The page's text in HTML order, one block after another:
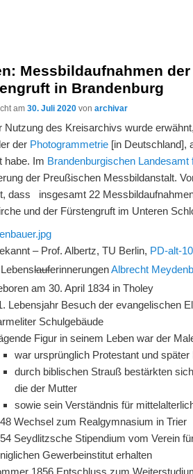
Messbildaufnahmen
in Brandenburg
am30. Juli 2020 vonarchivar
Nutzung des Kreisarchivs wurde
der Photogrammetrie [in Deutschland],
habe. Im Brandenburgischen Landesamt
der Preußischen Messbildanstalt.
dass insgesamt 22
und der Fürstengruft im Unteren
– Prof. Albertz, TU Berlin, PD-alt-
LebenslauferinnerungenAlbrecht
am 30. April 1834 in Tholey
Lebensjahr Besuch der evangelischen
Schulgebäude
Figur in seinem Leben war der
war ursprünglich Protestant und später
durch biblischen Strauß bestärkten
die der Mutter
sowie sein Verständnis für
Wechsel zum Realgymnasium in Trier
Seydlitzsche Stipendium vom Verein
Gewerbeinstitut erhalten